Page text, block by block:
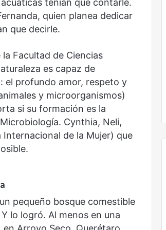
tenían que contarle.
quien planea dedicar
que decirle.
Facultad de Ciencias
es capaz de
el profundo amor, respeto y
y microorganismos)
si su formación es la
Cynthia, Neli,
de la Mujer) que
pequeño bosque comestible
lo logró. Al menos en una
más
sin
todas
voces:
la
diversidad
de
la
letras
mexicanas
en
una
nueva
Nunca más sin todas las voces: la
diversidad de la letras mexicanas en
una nueva colección digital
murió
de
amor